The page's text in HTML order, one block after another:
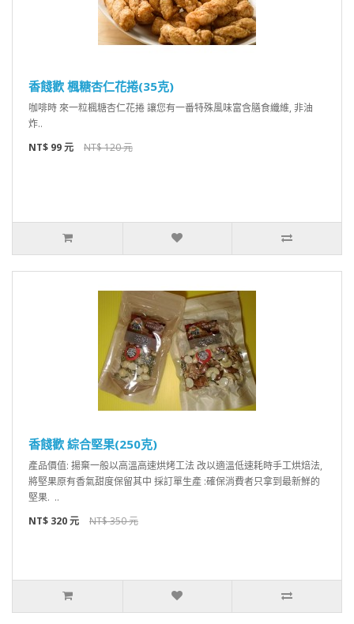
香餞歡 楓糖杏仁花捲(35克)
咖啡時 來一粒楓糖杏仁花捲 讓您有一番特殊風味富含膳食纖維, 非油
炸..
NT$ 99 元
NT$ 120 元
香餞歡 綜合堅果(250克)
產品價值: 揚棄一般以高溫高速烘烤工法 改以適溫低速耗時手工烘焙法,
將堅果原有香氣甜度保留其中 採訂單生產 :確保消費者只拿到最新鮮的
堅果. ..
NT$ 320 元
NT$ 350 元